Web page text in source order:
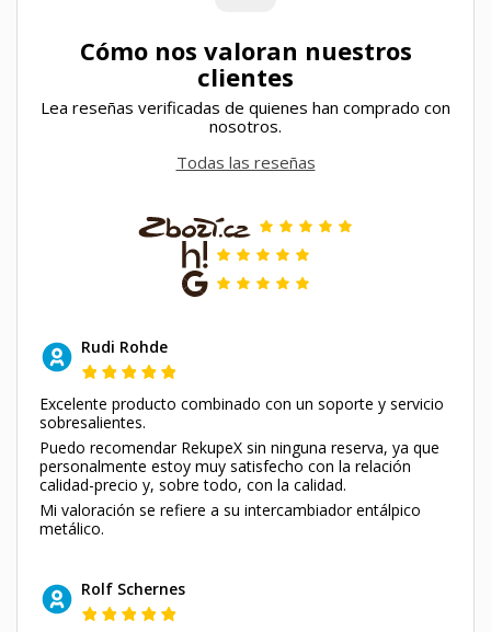
Cómo nos valoran nuestros
clientes
Lea reseñas verificadas de quienes han comprado con
nosotros.
Todas las reseñas
Rudi Rohde
Excelente producto combinado con un soporte y servicio
sobresalientes.
Puedo recomendar RekupeX sin ninguna reserva, ya que
personalmente estoy muy satisfecho con la relación
calidad-precio y, sobre todo, con la calidad.
Mi valoración se refiere a su intercambiador entálpico
metálico.
Rolf Schernes